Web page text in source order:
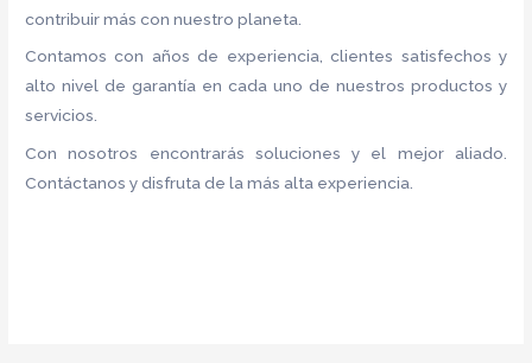
contribuir más con nuestro planeta.
Contamos con años de experiencia, clientes satisfechos y
alto nivel de garantía en cada uno de nuestros productos y
servicios.
Con nosotros encontrarás soluciones y el mejor aliado.
Contáctanos y disfruta de la más alta experiencia.